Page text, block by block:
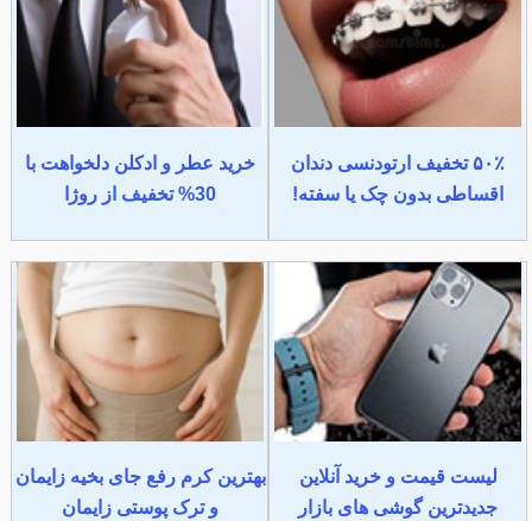
۵۰٪ تخفیف ارتودنسی دندان
اقساطی بدون چک یا سفته!
خرید عطر و ادکلن دلخواهت با
30% تخفیف از روژا
لیست قیمت و خرید آنلاین
جدیدترین گوشی های بازار
بهترین کرم رفع جای بخیه زایمان
و ترک پوستی زایمان